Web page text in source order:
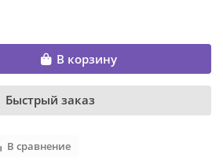
В корзину
Быстрый заказ
В сравнение